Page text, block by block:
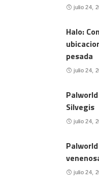
julio 24,
Halo:
pesada
julio 24,
Silvegis
julio 24,
julio 24,